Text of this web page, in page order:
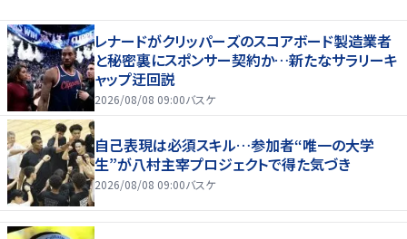
レナードがクリッパーズのスコアボード製造業者
と秘密裏にスポンサー契約か‬…新たなサラリーキ
ャップ迂回説
2026/08/08 09:00バスケ
自己表現は必須スキル…参加者“唯一の大学
生”が八村主宰プロジェクトで得た気づき
2026/08/08 09:00バスケ